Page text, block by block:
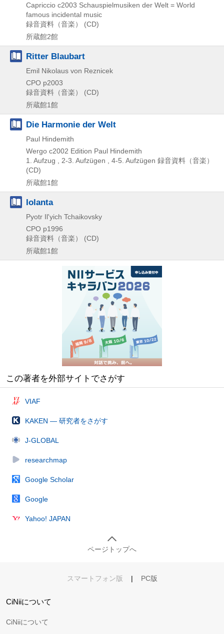
Capriccio c2003 Schauspielmusiken der Welt = World
famous incidental music
録音資料（音楽） (CD)
所蔵館2館
Ritter Blaubart
Emil Nikolaus von Reznicek
CPO p2003
録音資料（音楽） (CD)
所蔵館1館
Die Harmonie der Welt
Paul Hindemith
Wergo c2002 Edition Paul Hindemith
1. Aufzug , 2-3. Aufzügen , 4-5. Aufzügen 録音資料（音楽）
(CD)
所蔵館1館
Iolanta
Pyotr Il'yich Tchaikovsky
CPO p1996
録音資料（音楽） (CD)
所蔵館1館
この著者を外部サイトでさがす
VIAF
KAKEN — 研究者をさがす
J-GLOBAL
researchmap
Google Scholar
Google
Yahoo! JAPAN
ページトップへ
スマートフォン版 | PC版
CiNiiについて
CiNiiについて